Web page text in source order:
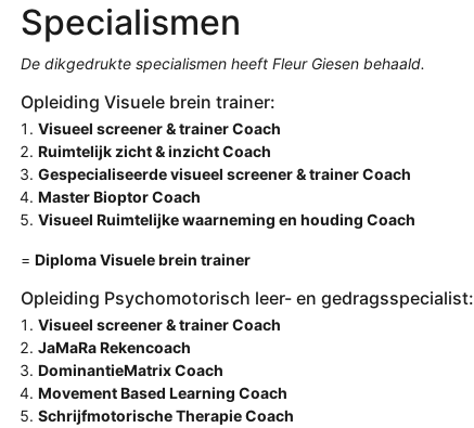
Specialismen
De dikgedrukte specialismen heeft Fleur Giesen behaald.
Opleiding Visuele brein trainer:
Visueel screener & trainer Coach
Ruimtelijk zicht & inzicht Coach
Gespecialiseerde visueel screener & trainer Coach
Master Bioptor Coach
Visueel Ruimtelijke waarneming en houding Coach
= Diploma Visuele brein trainer
Opleiding Psychomotorisch leer- en gedragsspecialist:
Visueel screener & trainer Coach
JaMaRa Rekencoach
DominantieMatrix Coach
Movement Based Learning Coach
Schrijfmotorische Therapie Coach